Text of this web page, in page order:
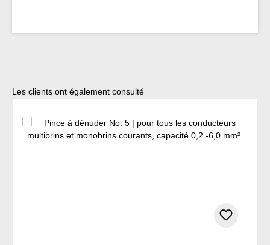
Ignorer la galerie de produits
Les clients ont également consulté